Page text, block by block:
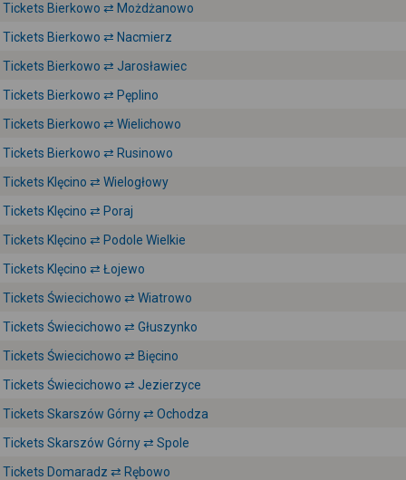
Tickets Bierkowo ⇄ Możdżanowo
Tickets Bierkowo ⇄ Nacmierz
Tickets Bierkowo ⇄ Jarosławiec
Tickets Bierkowo ⇄ Pęplino
Tickets Bierkowo ⇄ Wielichowo
Tickets Bierkowo ⇄ Rusinowo
Tickets Klęcino ⇄ Wielogłowy
Tickets Klęcino ⇄ Poraj
Tickets Klęcino ⇄ Podole Wielkie
Tickets Klęcino ⇄ Łojewo
Tickets Świecichowo ⇄ Wiatrowo
Tickets Świecichowo ⇄ Głuszynko
Tickets Świecichowo ⇄ Bięcino
Tickets Świecichowo ⇄ Jezierzyce
Tickets Skarszów Górny ⇄ Ochodza
Tickets Skarszów Górny ⇄ Spole
Tickets Domaradz ⇄ Rębowo